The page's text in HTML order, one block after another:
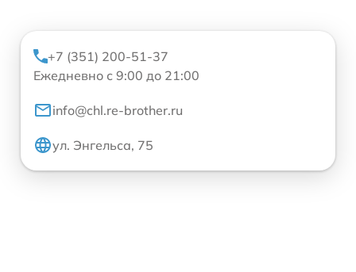
+7 (351) 200-51-37
Ежедневно с 9:00 до 21:00
info@chl.re-brother.ru
ул. Энгельса, 75